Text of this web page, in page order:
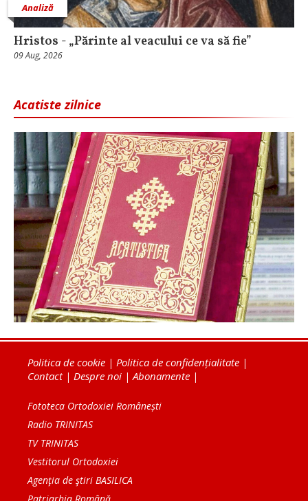
Analiză
Hristos - „Părinte al veacului ce va să fie”
09 Aug, 2026
Acatiste zilnice
Politica de cookie | Politica de confidențialitate |
Contact| Despre noi | Abonamente |
Fototeca Ortodoxiei Românești
Radio TRINITAS
TV TRINITAS
Vestitorul Ortodoxiei
Agenţia de ştiri BASILICA